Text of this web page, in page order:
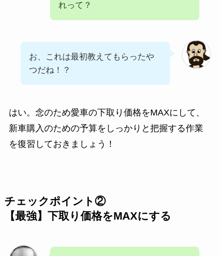
れって？
お、これは最初教えてもらったや
つだね！？
はい。念のため愛車の下取り価格をMAXにして、
新車購入のための予算をしっかりと把握する作業
を復習しておきましょう！
チェックポイント②
【最強】下取り価格をMAXにする